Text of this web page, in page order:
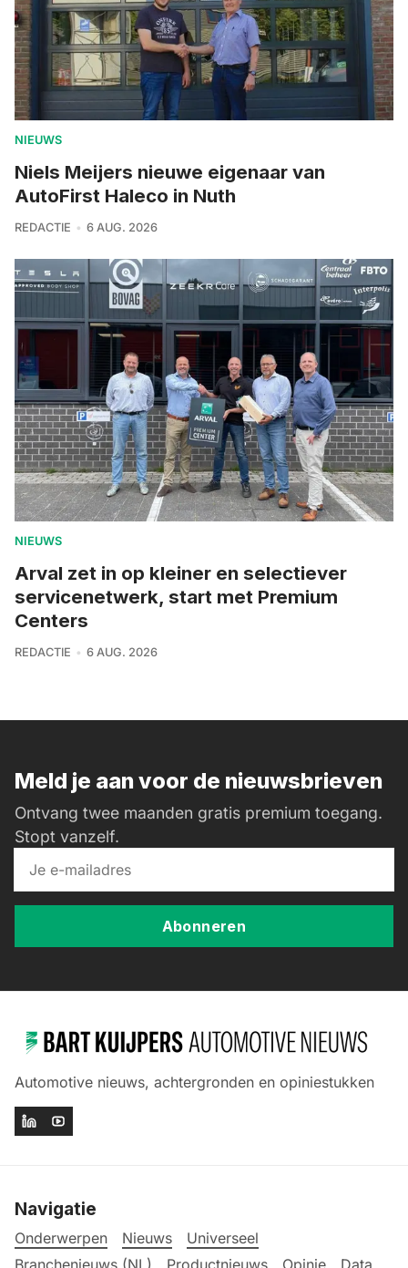
NIEUWS
Niels Meijers nieuwe eigenaar van
AutoFirst Haleco in Nuth
REDACTIE 6 AUG. 2026
NIEUWS
Arval zet in op kleiner en selectiever
servicenetwerk, start met Premium
Centers
REDACTIE 6 AUG. 2026
Meld je aan voor de nieuwsbrieven
Ontvang twee maanden gratis premium toegang.
Stopt vanzelf.
Abonneren
Automotive nieuws, achtergronden en opiniestukken
Navigatie
Onderwerpen Nieuws
Universeel